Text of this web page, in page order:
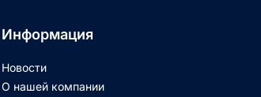
Информация
Новости
О нашей компании